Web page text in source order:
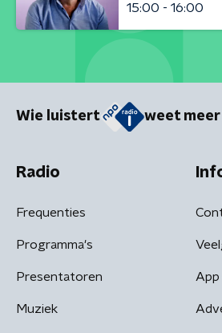
15:00 - 16:00
Wie luistert weet meer
Radio
Frequenties
Programma's
Presentatoren
Muziek